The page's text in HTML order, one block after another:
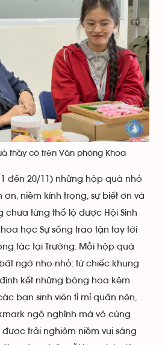
thầy cô trên Văn phòng Khoa
đến 20/11) những hộp quà nhỏ
niềm kính trọng, sự biết ơn và
chưa từng thổ lộ được Hội Sinh
học Sự sống trao tận tay tới
tác tại Trường. Mỗi hộp quà
ngờ nho nhỏ: từ chiếc khung
kết những bông hoa kẽm
bạn sinh viên tỉ mỉ quấn nên,
ngộ nghĩnh mà vô cùng
trải nghiệm niềm vui sáng